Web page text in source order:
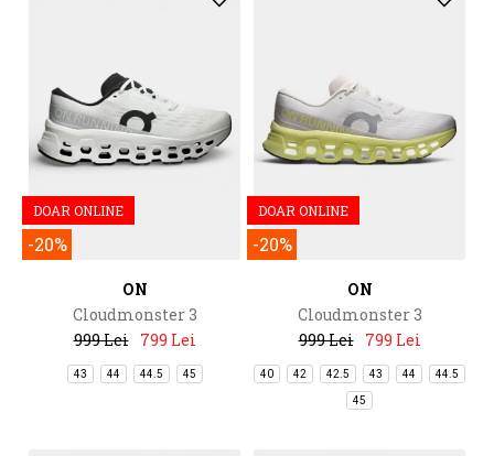
DOAR ONLINE
-20%
ON
Cloudmonster 3
999 Lei
799 Lei
43 44 44.5 45
DOAR ONLINE
-20%
ON
Cloudmonster 3
999 Lei
799 Lei
40 42 42.5 43 44 44.5
45